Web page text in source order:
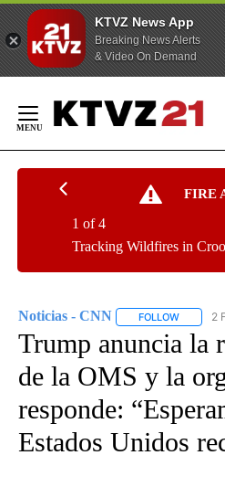
KTVZ News App
Breaking News Alerts
& Video On Demand
Content
FIRE
Tracking Wildfires in
1 of 4
Noticias - CNN FOLLOW 2
Trump anuncia la
de la OMS y la
responde:
Estados Unidos